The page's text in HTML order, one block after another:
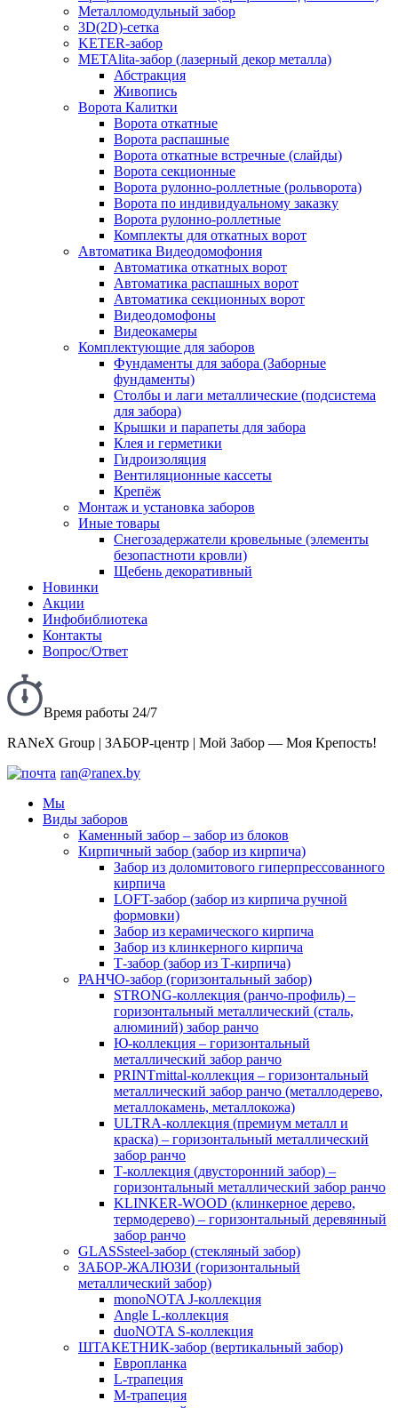
Металломодульный забор
3D(2D)-сетка
KETER-забор
METAlita-забор (лазерный декор металла)
Абстракция
Живопись
Ворота Калитки
Ворота откатные
Ворота распашные
Ворота откатные встречные (слайды)
Ворота секционные
Ворота рулонно-роллетные (рольворота)
Ворота по индивидуальному заказку
Ворота рулонно-роллетные
Комплекты для откатных ворот
Автоматика Видеодомофония
Автоматика откатных ворот
Автоматика распашных ворот
Автоматика секционных ворот
Видеодомофоны
Видеокамеры
Комплектующие для заборов
Фундаменты для забора (Заборные
фундаменты)
Столбы и лаги металлические (подсистема
для забора)
Крышки и парапеты для забора
Клея и герметики
Гидроизоляция
Вентиляционные кассеты
Крепёж
Монтаж и установка заборов
Иные товары
Снегозадержатели кровельные (элементы
безопастноти кровли)
Щебень декоративный
Новинки
Акции
Инфобиблиотека
Контакты
Вопрос/Ответ
Время работы 24/7
RANeX Group | ЗАБОР-центр | Мой Забор — Моя Крепость!
ran@ranex.by
Мы
Виды заборов
Каменный забор – забор из блоков
Кирпичный забор (забор из кирпича)
Забор из доломитового гиперпрессованного
кирпича
LOFT-забор (забор из кирпича ручной
формовки)
Забор из керамического кирпича
Забор из клинкерного кирпича
Т-забор (забор из Т-кирпича)
РАНЧО-забор (горизонтальный забор)
STRONG-коллекция (ранчо-профиль) –
горизонтальный металлический (сталь,
алюминий) забор ранчо
Ю-коллекция – горизонтальный
металлический забор ранчо
PRINTmittal-коллекция – горизонтальный
металлический забор ранчо (металлодерево,
металлокамень, металлокожа)
ULTRA-коллекция (премиум металл и
краска) – горизонтальный металлический
забор ранчо
Т-коллекция (двусторонний забор) –
горизонтальный металлический забор ранчо
KLINKER-WOOD (клинкерное дерево,
термодерево) – горизонтальный деревянный
забор ранчо
GLASSsteel-забор (стекляный забор)
ЗАБОР-ЖАЛЮЗИ (горизонтальный
металлический забор)
monoNOTA J-коллекция
Angle L-коллекция
duoNOTA S-коллекция
ШТАКЕТНИК-забор (вертикальный забор)
Европланка
L-трапеция
M-трапеция